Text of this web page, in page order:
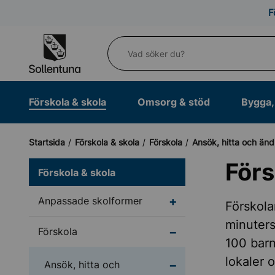
Vad söker du?
Förskola & skola Omsorg & stöd
Startsida Förskola & skola Förskola Ansök, hitta och
Förskola & skola
Anpassade skolformer Undermeny för
Förskola Undermeny för
Ansök, hitta och
Undermeny för
100
lokaler